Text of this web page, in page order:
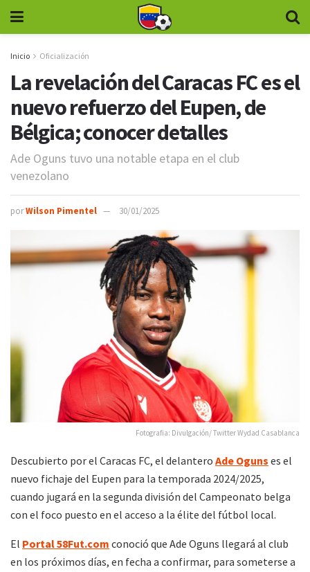
Inicio Oficialización
La revelación del Caracas FC es el
nuevo refuerzo del Eupen, de
Bélgica; conocer detalles
Ade Oguns tuvo una notable etapa en el club
venezolano
porWilson Pimentel 30/01/2025
Fotografia: Divulgación/ Twitter Wydad Casablanca
Descubierto por el Caracas FC, el delantero Ade Oguns es el
nuevo fichaje del Eupen para la temporada 2024/2025,
cuando jugará en la segunda división del Campeonato belga
con el foco puesto en el acceso a la élite del fútbol local.
El Portal 58Fut.com conoció que Ade Oguns llegará al club
en los próximos días, en fecha a confirmar, para someterse a